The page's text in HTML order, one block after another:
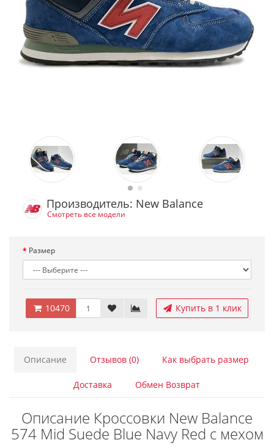
Производитель: New Balance
Смотреть все модели
Размер
10470 Купить в 1 клик
Описание Отзывов (0) Как выбрать размер
Доставка Обмен Возврат
Описание Кроссовки New Balance
574 Mid Suede Blue Navy Red с мехом